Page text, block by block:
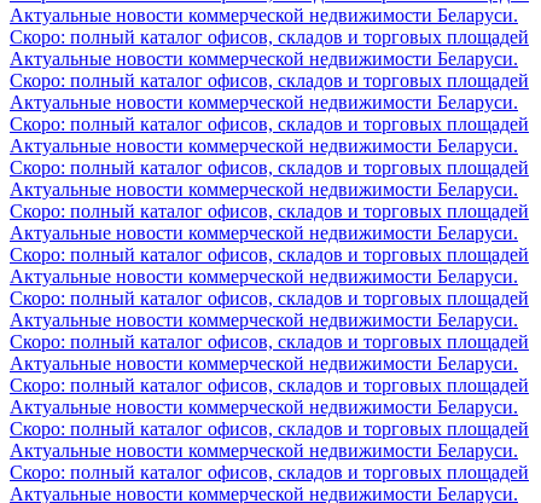
Актуальные новости коммерческой недвижимости Беларуси.
Скоро: полный каталог офисов, складов и торговых площадей
Актуальные новости коммерческой недвижимости Беларуси.
Скоро: полный каталог офисов, складов и торговых площадей
Актуальные новости коммерческой недвижимости Беларуси.
Скоро: полный каталог офисов, складов и торговых площадей
Актуальные новости коммерческой недвижимости Беларуси.
Скоро: полный каталог офисов, складов и торговых площадей
Актуальные новости коммерческой недвижимости Беларуси.
Скоро: полный каталог офисов, складов и торговых площадей
Актуальные новости коммерческой недвижимости Беларуси.
Скоро: полный каталог офисов, складов и торговых площадей
Актуальные новости коммерческой недвижимости Беларуси.
Скоро: полный каталог офисов, складов и торговых площадей
Актуальные новости коммерческой недвижимости Беларуси.
Скоро: полный каталог офисов, складов и торговых площадей
Актуальные новости коммерческой недвижимости Беларуси.
Скоро: полный каталог офисов, складов и торговых площадей
Актуальные новости коммерческой недвижимости Беларуси.
Скоро: полный каталог офисов, складов и торговых площадей
Актуальные новости коммерческой недвижимости Беларуси.
Скоро: полный каталог офисов, складов и торговых площадей
Актуальные новости коммерческой недвижимости Беларуси.